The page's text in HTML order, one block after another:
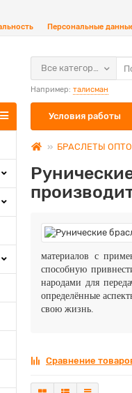
Персональные
Все категории
Например: талисман
Условия работы
БРАСЛЕТЫ
материалов с
способную
народами для
определённые
свою жизнь.
Сравнение